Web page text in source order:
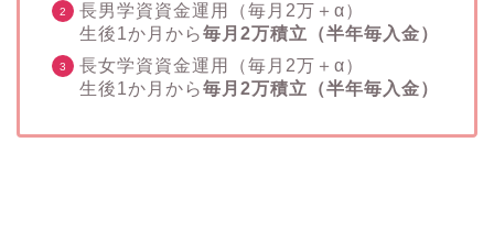
長男学資資金運用（毎月2万＋α）
生後1か月から毎月2万積立（半年毎入金）
長女学資資金運用（毎月2万＋α）
生後1か月から毎月2万積立（半年毎入金）